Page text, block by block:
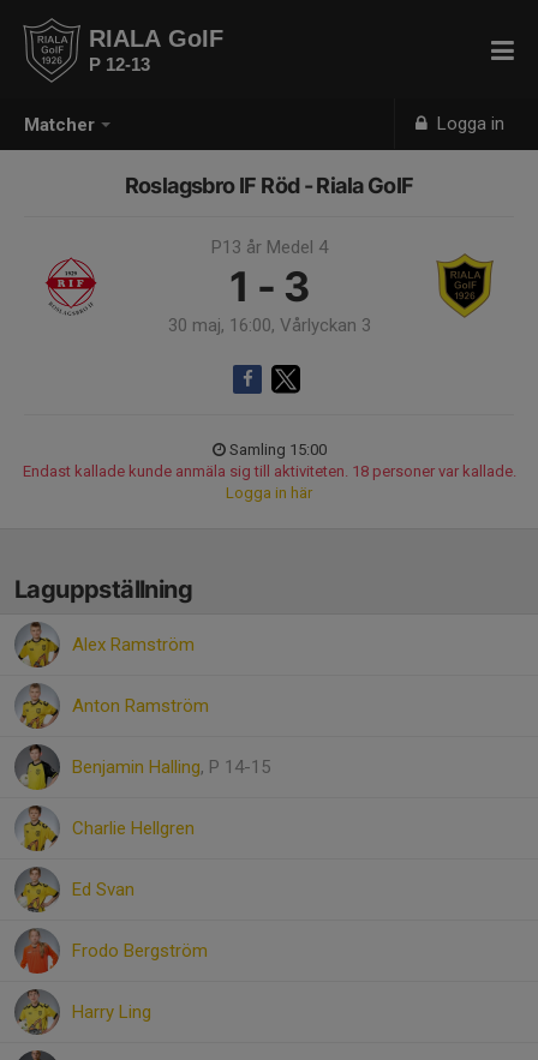
Matcher Logga in
RIALA GoIF
P 12-13
Roslagsbro IF Röd - Riala GoIF
P13 år Medel 4
1 - 3
30 maj, 16:00, Vårlyckan 3
Samling 15:00
Endast kallade kunde anmäla sig till aktiviteten. 18 personer var kallade.
Logga in här
Laguppställning
Alex Ramström
Anton Ramström
Benjamin Halling, P 14-15
Charlie Hellgren
Ed Svan
Frodo Bergström
Harry Ling